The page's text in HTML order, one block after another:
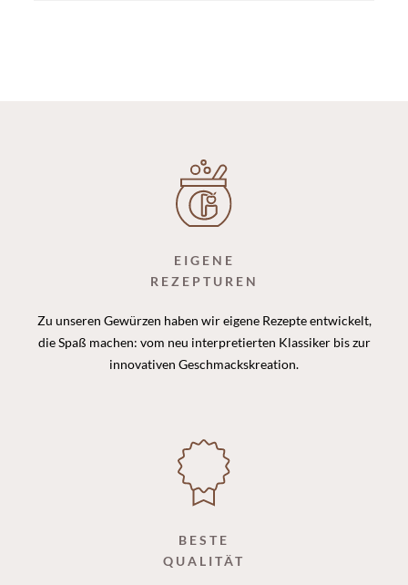
EIGENE
REZEPTUREN
Zu unseren Gewürzen haben wir eigene Rezepte entwickelt,
die Spaß machen: vom neu interpretierten Klassiker bis zur
innovativen Geschmackskreation.
BESTE
QUALITÄT